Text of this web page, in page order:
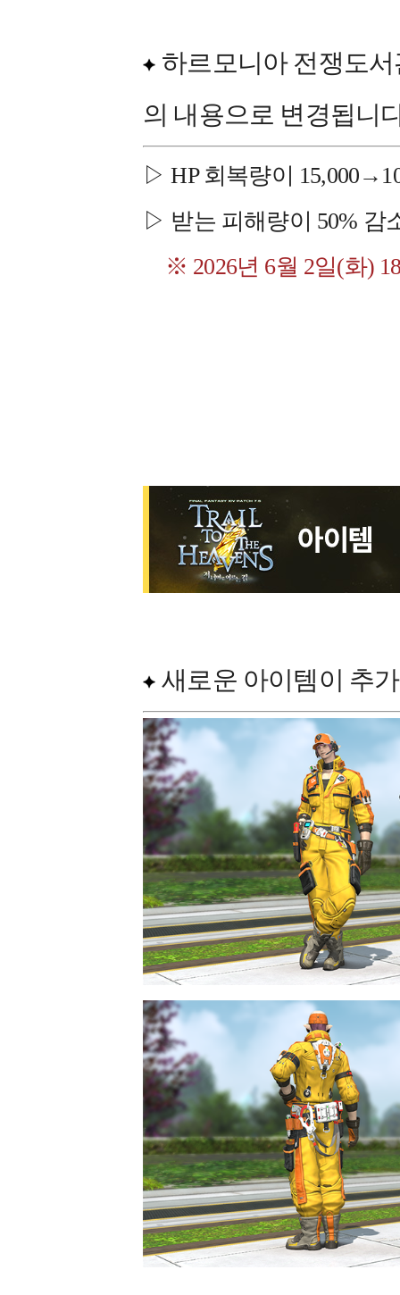
하르모니아 전쟁도
의 내용으로 변경됩니
▷ HP 회복량이
▷ 받는 피해량이 50% 감
※ 2026년 6월 2일(화)
새로운 아이템이 추